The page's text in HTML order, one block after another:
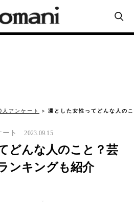
アンケート 凛とした女性ってどんな人の
ート 2023.09.15
どんな人のこと？芸
ンキングも紹介